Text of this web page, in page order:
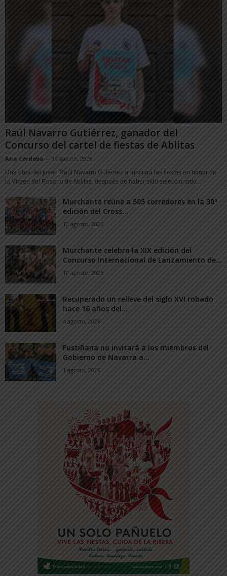
Raúl Navarro Gutiérrez, ganador del
Concurso del cartel de fiestas de Ablitas
Ana Córdoba - 10 agosto, 2026
Una obra del joven Raúl Navarro Gutiérrez anunciará las fiestas en honor de
la Virgen del Rosario de Ablitas, después de haber sido seleccionado...
Murchante reúne a 505 corredores en la 30ª
edición del Cross...
10 agosto, 2026
Murchante celebra la XIX edición del
Concurso Internacional de Lanzamiento de...
10 agosto, 2026
Recuperado un relieve del siglo XVI robado
hace 16 años del...
4 agosto, 2026
Fustiñana no invitará a los miembros del
Gobierno de Navarra a...
1 agosto, 2026